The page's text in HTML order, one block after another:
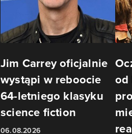
Jim Carrey oficjalnie
wystąpi w reboocie
64-letniego klasyku
science fiction
06.08.2026
od